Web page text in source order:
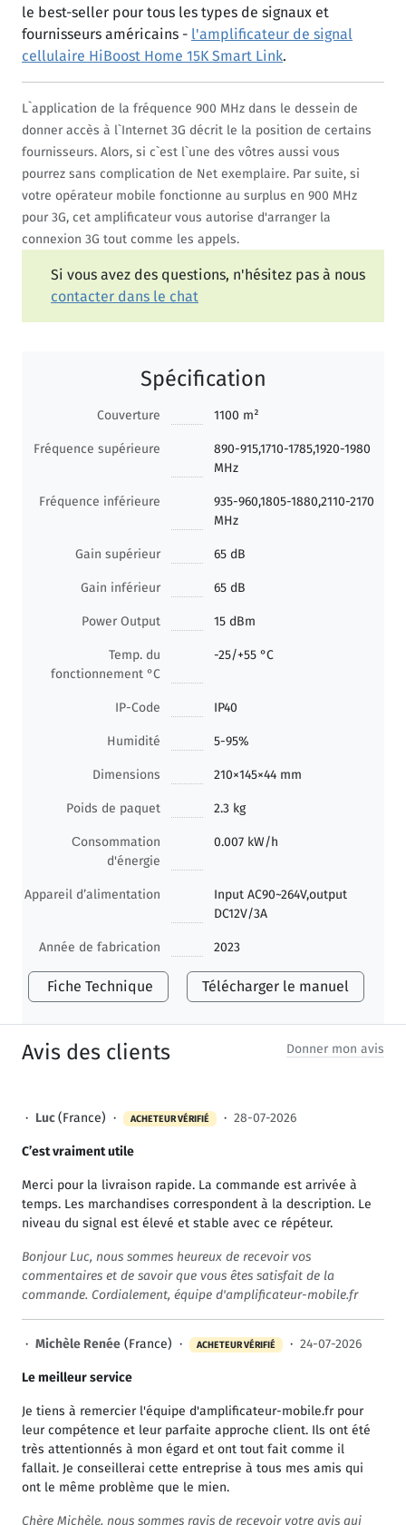
le best-seller pour tous les types de signaux et
fournisseurs américains - l'amplificateur de signal
cellulaire HiBoost Home 15K Smart Link.
L`application de la fréquence 900 MHz dans le dessein de
donner accès à l`Internet 3G décrit le la position de certains
fournisseurs. Alors, si c`est l`une des vôtres aussi vous
pourrez sans complication de Net exemplaire. Par suite, si
votre opérateur mobile fonctionne au surplus en 900 MHz
pour 3G, cet amplificateur vous autorise d'arranger la
connexion 3G tout comme les appels.
Si vous avez des questions, n'hésitez pas à nous
contacter dans le chat
Spécification
Couverture 1100 m²
Fréquence supérieure
890-915,1710-1785,1920-1980
MHz
Fréquence inférieure
935-960,1805-1880,2110-2170
MHz
Gain supérieur 65 dB
Gain inférieur 65 dB
Power Output 15 dBm
Temp. du
fonctionnement °C
-25/+55 °C
IP-Code IP40
Humidité 5-95%
Dimensions 210×145×44 mm
Poids de paquet 2.3 kg
Сonsommation
d'énergie
0.007 kW/h
Appareil d’alimentation
Input AC90~264V,output
DC12V/3A
Année de fabrication 2023
Fiche Technique Télécharger le manuel
Avis des clients Donner mon avis
· Luc(France) · ACHETEUR VÉRIFIÉ · 28-07-2026
C’est vraiment utile
Merci pour la livraison rapide. La commande est arrivée à
temps. Les marchandises correspondent à la description. Le
niveau du signal est élevé et stable avec ce répéteur.
Bonjour Luc, nous sommes heureux de recevoir vos
commentaires et de savoir que vous êtes satisfait de la
commande. Cordialement, équipe d'amplificateur-mobile.fr
· Michèle Renée (France) · ACHETEUR VÉRIFIÉ · 24-07-2026
Le meilleur service
Je tiens à remercier l'équipe d'amplificateur-mobile.fr pour
leur compétence et leur parfaite approche client. Ils ont été
très attentionnés à mon égard et ont tout fait comme il
fallait. Je conseillerai cette entreprise à tous mes amis qui
ont le même problème que le mien.
Chère Michèle, nous sommes ravis de recevoir votre avis qui